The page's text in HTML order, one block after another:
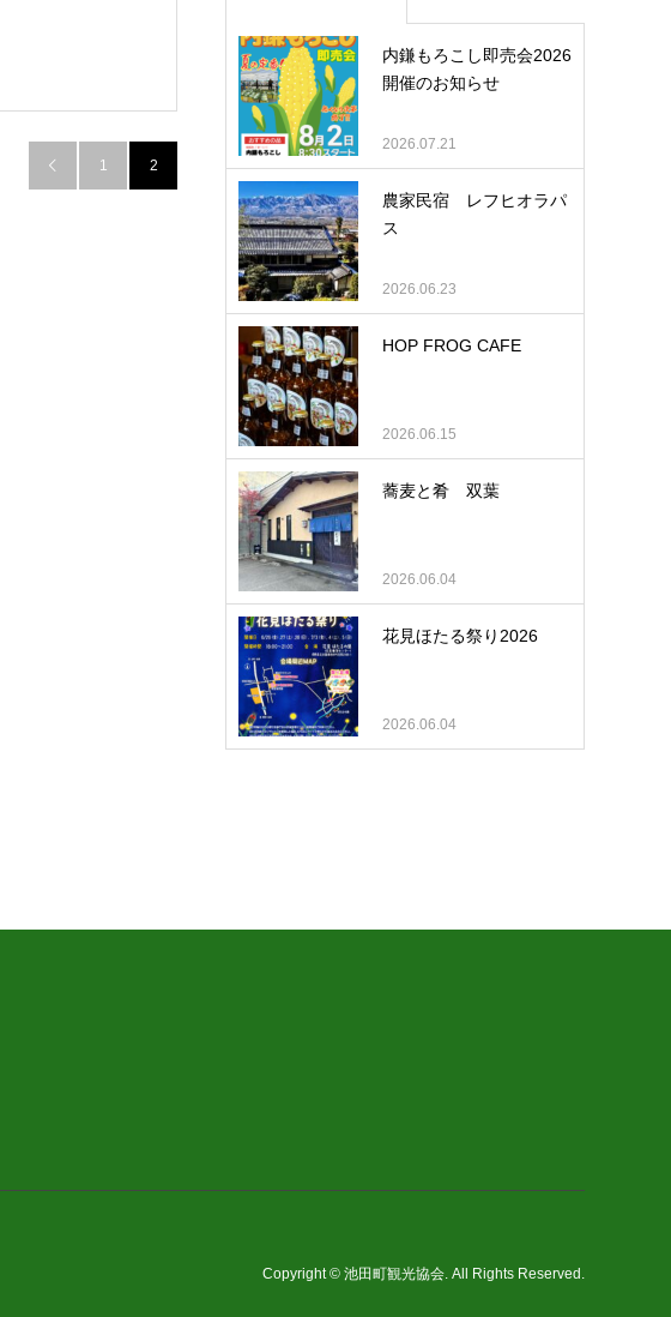
 1 2
内鎌もろこし即売会2026
開催のお知らせ
2026.07.21
農家民宿 レフヒオラパ
ス
2026.06.23
HOP FROG CAFE
2026.06.15
蕎麦と肴 双葉
2026.06.04
花見ほたる祭り2026
2026.06.04
Copyright© 池田町観光協会 . All Rights Reserved.